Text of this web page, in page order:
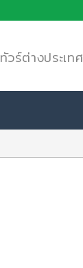
ทัวร์ต่างประเทศ